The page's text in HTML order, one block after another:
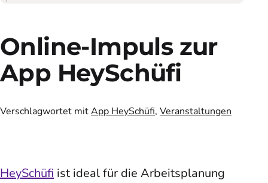
Online-Impuls zur
App HeySchüfi
Verschlagwortet mitApp HeySchüfi, Veranstaltungen
HeySchüfi ist ideal für die Arbeits­planung